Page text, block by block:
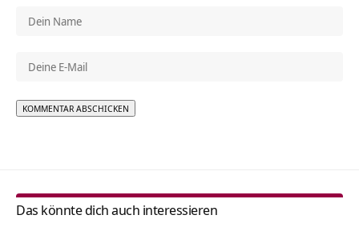
Das könnte dich auch interessieren